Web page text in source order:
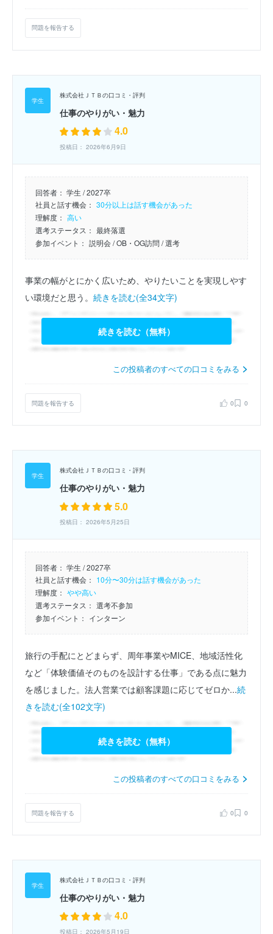
問題を報告する
株式会社ＪＴＢの口コミ・評判
仕事のやりがい・魅力
4.0
投稿日： 2026年6月9日
回答者： 学生 / 2027卒
社員と話す機会： 30分以上は話す機会があった
理解度： 高い
選考ステータス： 最終落選
参加イベント： 説明会/ OB・OG訪問/ 選考
事業の幅がとにかく広いため、やりたいことを実現しやす
い環境だと思う。 続きを読む(全34文字)
続きを読む（無料）
この投稿者のすべての口コミをみる
問題を報告する 0 0
株式会社ＪＴＢの口コミ・評判
仕事のやりがい・魅力
5.0
投稿日： 2026年5月25日
回答者： 学生 / 2027卒
社員と話す機会： 10分〜30分は話す機会があった
理解度： やや高い
選考ステータス： 選考不参加
参加イベント： インターン
旅行の手配にとどまらず、周年事業やMICE、地域活性化
など「体験価値そのものを設計する仕事」である点に魅力
を感じました。法人営業では顧客課題に応じてゼロか...続
きを読む(全102文字)
続きを読む（無料）
この投稿者のすべての口コミをみる
問題を報告する 0 0
株式会社ＪＴＢの口コミ・評判
仕事のやりがい・魅力
4.0
投稿日： 2026年5月19日